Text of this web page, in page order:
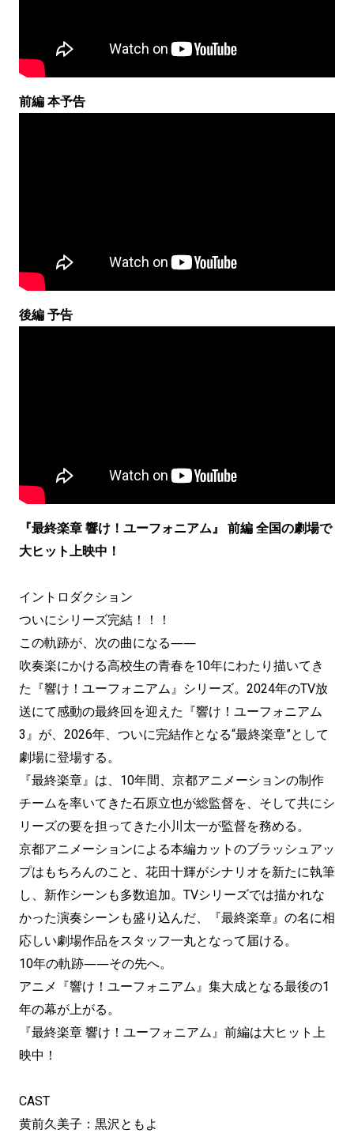
前編 本予告
後編 予告
『最終楽章 響け！ユーフォニアム』 前編 全国の劇場で
大ヒット上映中！
イントロダクション
ついにシリーズ完結！！！
この軌跡が、次の曲になる――
吹奏楽にかける高校生の青春を10年にわたり描いてき
た『響け！ユーフォニアム』シリーズ。2024年のTV放
送にて感動の最終回を迎えた『響け！ユーフォニアム
3』が、2026年、ついに完結作となる“最終楽章”として
劇場に登場する。
『最終楽章』は、10年間、京都アニメーションの制作
チームを率いてきた石原立也が総監督を、そして共にシ
リーズの要を担ってきた小川太一が監督を務める。
京都アニメーションによる本編カットのブラッシュアッ
プはもちろんのこと、花田十輝がシナリオを新たに執筆
し、新作シーンも多数追加。TVシリーズでは描かれな
かった演奏シーンも盛り込んだ、『最終楽章』の名に相
応しい劇場作品をスタッフ一丸となって届ける。
10年の軌跡――その先へ。
アニメ『響け！ユーフォニアム』集大成となる最後の1
年の幕が上がる。
『最終楽章 響け！ユーフォニアム』前編は大ヒット上
映中！
CAST
黄前久美子：黒沢ともよ